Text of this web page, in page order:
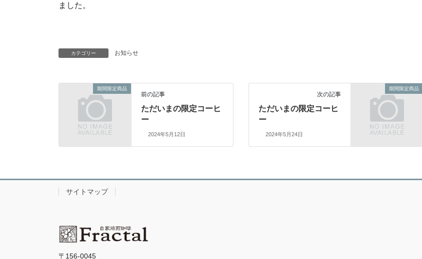
ました。
カテゴリー お知らせ
期間限定商品
前の記事
ただいまの限定コーヒ
ー
2024年5月12日
期間限定商品
次の記事
ただいまの限定コーヒ
ー
2024年5月24日
サイトマップ
〒156-0045